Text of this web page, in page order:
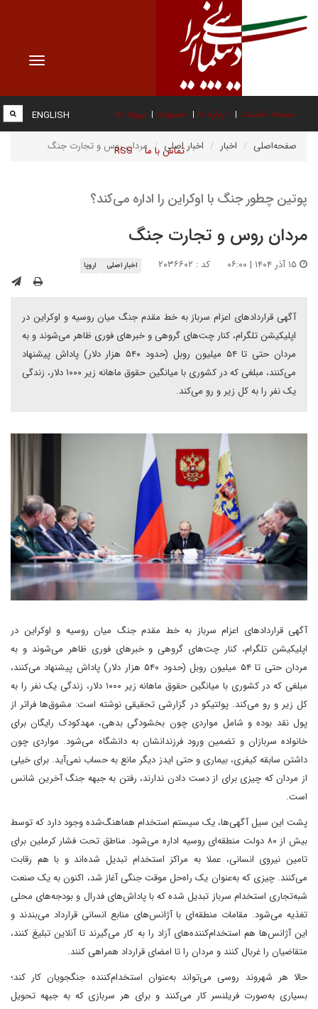
Toggle
صفحه نخست درباره ما عضویت پیوند ها
تماس با ما RSS
ENGLISH
صفحه‌اصلی اخبار اخبار اصلی مردان روس و تجارت جنگ
پوتین چطور جنگ با اوکراین را اداره می‌کند؟
مردان روس و تجارت جنگ
کد : ۲۰۳۶۶۰۲ اخبار اصلی اروپا
آگهی‌ قراردادهای اعزام سرباز به خط مقدم جنگ میان روسیه و اوکراین در
اپلیکیشن تلگرام، کنار چت‌های گروهی و خبرهای فوری ظاهر می‌شوند و به
مردان حتی تا ۵۴ میلیون روبل (حدود ۵۴۰ هزار دلار) پاداش پیشنهاد
می‌کنند، مبلغی که در کشوری با میانگین حقوق ماهانه زیر ۱۰۰۰ دلار، زندگی
یک نفر را به کل زیر و رو می‌کند.
آگهی‌ قراردادهای اعزام سرباز به خط مقدم جنگ میان روسیه و اوکراین در
اپلیکیشن تلگرام، کنار چت‌های گروهی و خبرهای فوری ظاهر می‌شوند و به
مردان حتی تا ۵۴ میلیون روبل (حدود ۵۴۰ هزار دلار) پاداش پیشنهاد می‌کنند،
مبلغی که در کشوری با میانگین حقوق ماهانه زیر ۱۰۰۰ دلار، زندگی یک نفر را به
کل زیر و رو می‌کند. پولتیکو در گزارشی تحقیقی نوشته است: مشوق‌ها فراتر از
پول نقد بوده و شامل مواردی چون بخشودگی بدهی، مهدکودک رایگان برای
خانواده سربازان و تضمین ورود فرزندانشان به دانشگاه می‌شود. مواردی چون
داشتن سابقه کیفری، بیماری و حتی ایدز دیگر مانع به حساب نمی‌آید. برای خیلی
از مردان که چیزی برای از دست دادن ندارند، رفتن به جبهه جنگ آخرین شانس
است.
پشت این سیل آگهی‌ها، یک سیستم استخدام هماهنگ‌شده وجود دارد که توسط
بیش از ۸۰ دولت منطقه‌ای روسیه اداره می‌شود. مناطق تحت فشار کرملین برای
تامین نیروی انسانی، عملا به مراکز استخدام تبدیل شده‌اند و با هم رقابت
می‌کنند. چیزی که به‌عنوان یک راه‌حل موقت جنگی آغاز شد، اکنون به یک صنعت
شبه‌تجاری استخدام سرباز تبدیل شده که با پاداش‌های فدرال و بودجه‌های محلی
تغذیه می‌شود. مقامات منطقه‌ای با آژانس‌های منابع انسانی قرارداد می‌بندند و
این آژانس‌ها هم استخدام‌کننده‌های آزاد را به کار می‌گیرند تا آنلاین تبلیغ کنند،
متقاضیان را غربال کنند و مردان را تا امضای قرارداد همراهی کنند.
حالا هر شهروند روسی می‌تواند به‌عنوان استخدام‌کننده جنگجویان کار کند؛
بسیاری به‌صورت فریلنسر کار می‌کنند و برای هر سربازی که به جبهه تحویل